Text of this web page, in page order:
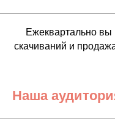
Ежеквартально вы
скачиваний и
Наша